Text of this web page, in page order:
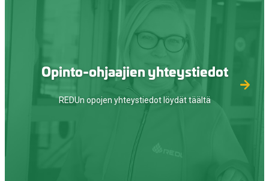
Opinto-ohjaajien yhteystiedot
REDUn opojen yhteystiedot löydät täältä